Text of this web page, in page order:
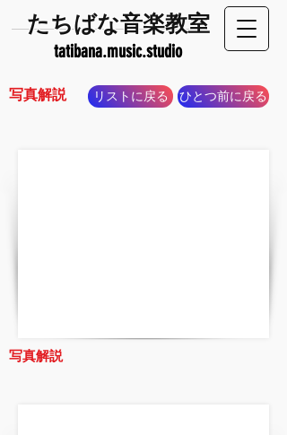
tatibana.music.studio
​たちばな音楽教室
写真解説 リストに戻る ひとつ前に戻る
写真解説